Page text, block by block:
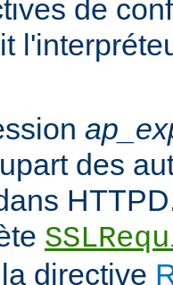
de
des
directive